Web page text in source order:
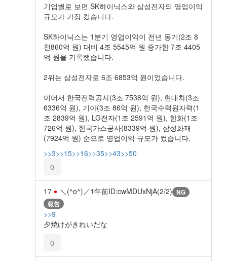
기업별로 보면 SK하이닉스와 삼성전자의 영업이익
규모가 가장 컸습니다.
SK하이닉스는 1분기 영업이익이 전년 동기(2조 8
천860억 원) 대비 4조 5545억 원 증가한 7조 4405
억 원을 기록했습니다.
2위는 삼성전자로 6조 6853억 원이었습니다.
이어서 한국전력공사(3조 7536억 원), 현대차(3조
6336억 원), 기아(3조 86억 원), 한국수력원자력(1
조 2839억 원), LG전자(1조 2591억 원), 한화(1조
726억 원), 한국가스공사(8339억 원), 삼성화재
(7924억 원) 순으로 영업이익 규모가 컸습니다.
>>3>>15>>16>>35>>43>>50
0
17 ＼(^o^)／1年前ID:cwMDUxNjA(2/2) NG
報告
>>9
夕焼けがきれいだな
0